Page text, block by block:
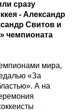
сразу
- Александр
Свитов и
чемпионата
мира,
«За
А на